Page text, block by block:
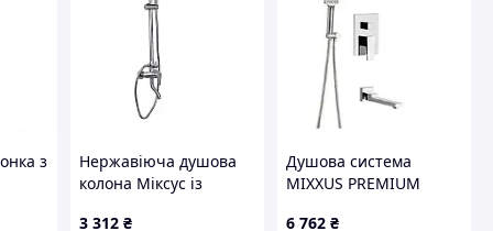
з
Нержавіюча душова
колона Міксус із
3 312 ₴
Душова система
MIXXUS PREMIUM
6 762 ₴